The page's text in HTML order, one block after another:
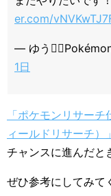
er.com/
— ゆう
1日
「ポケモンリサー
ィールドリサーチ）」
チャンスに進んだと
ぜひ参考にしてみて